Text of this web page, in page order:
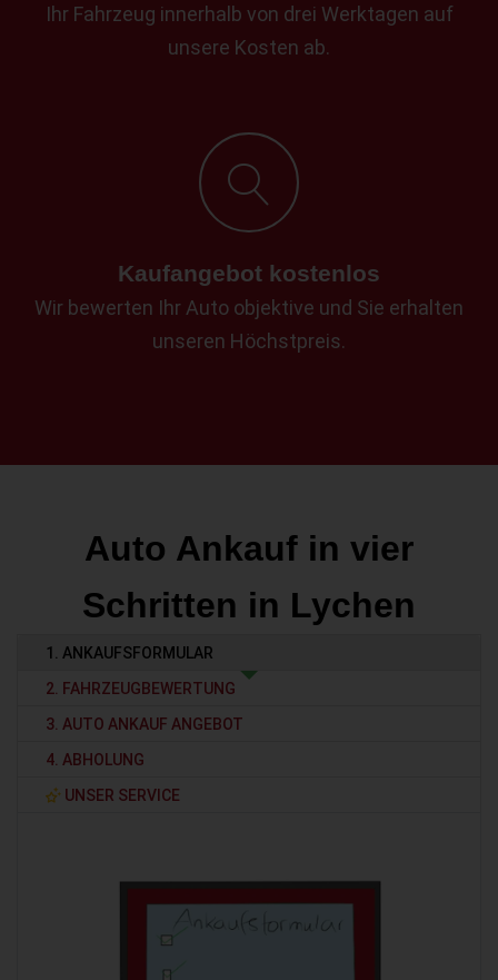
Ihr Fahrzeug innerhalb von drei Werktagen auf
unsere Kosten ab.
Kaufangebot kostenlos
Wir bewerten Ihr Auto objektive und Sie erhalten
unseren Höchstpreis.
Auto Ankauf in vier
Schritten in Lychen
1. ANKAUFSFORMULAR
2. FAHRZEUGBEWERTUNG
3. AUTO ANKAUF ANGEBOT
4. ABHOLUNG
UNSER SERVICE